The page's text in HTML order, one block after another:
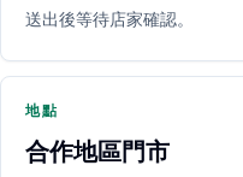
立即預約 開啟地圖
送出後等待店家確認。
地點
合作地區門市